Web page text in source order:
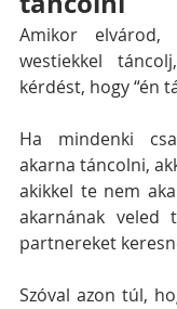
Amikor elvárod,
westiekkel
kérdést, hogy “én
Ha mindenki
akarna táncolni,
akikkel te nem
akarnának veled
partnereket
Szóval azon túl,